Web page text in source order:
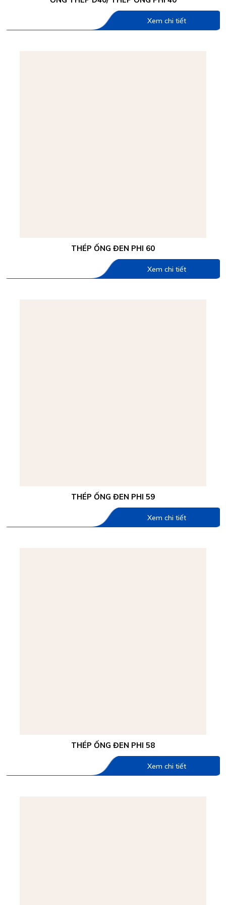
Xem chi tiết
THÉP ỐNG ĐEN PHI 60
Xem chi tiết
THÉP ỐNG ĐEN PHI 59
Xem chi tiết
THÉP ỐNG ĐEN PHI 58
Xem chi tiết